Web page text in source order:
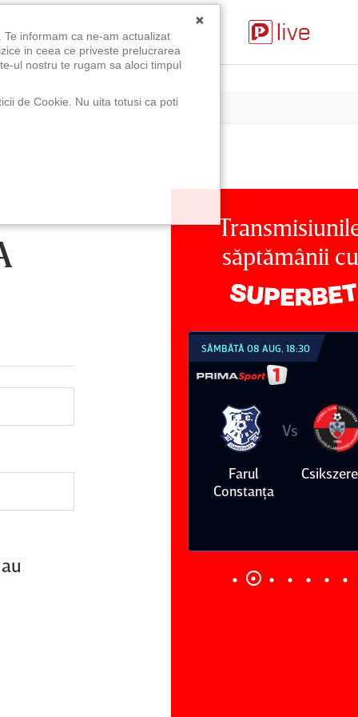
săptămânii cu
Farul
Vs
SÂMBĂTĂ 08 AUG, 21:30
Dinamo
Vs
FC
×
informam ca ne-am actualizat
in ceea ce priveste prelucrarea
ul nostru te rugam sa aloci timpul
de Cookie. Nu uita totusi ca poti